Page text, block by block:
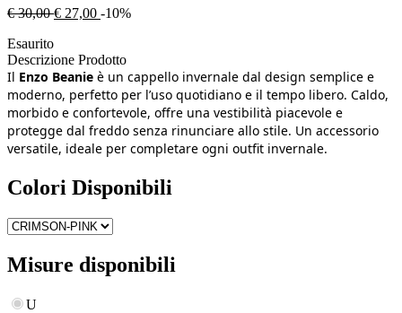
€ 30,00 € 27,00 -10%
Esaurito
Descrizione Prodotto
Il Enzo Beanie è un cappello invernale dal design semplice e
moderno, perfetto per l’uso quotidiano e il tempo libero. Caldo,
morbido e confortevole, offre una vestibilità piacevole e
protegge dal freddo senza rinunciare allo stile. Un accessorio
versatile, ideale per completare ogni outfit invernale.
Colori Disponibili
Misure disponibili
U